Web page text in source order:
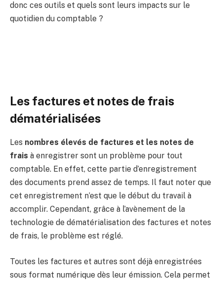
donc ces outils et quels sont leurs impacts sur le
quotidien du comptable ?
Les factures et notes de frais
dématérialisées
Les nombres élevés de factures et les notes de
frais à enregistrer sont un problème pour tout
comptable. En effet, cette partie d’enregistrement
des documents prend assez de temps. Il faut noter que
cet enregistrement n’est que le début du travail à
accomplir. Cependant, grâce à l’avènement de la
technologie de dématérialisation des factures et notes
de frais, le problème est réglé.
Toutes les factures et autres sont déjà enregistrées
sous format numérique dès leur émission. Cela permet